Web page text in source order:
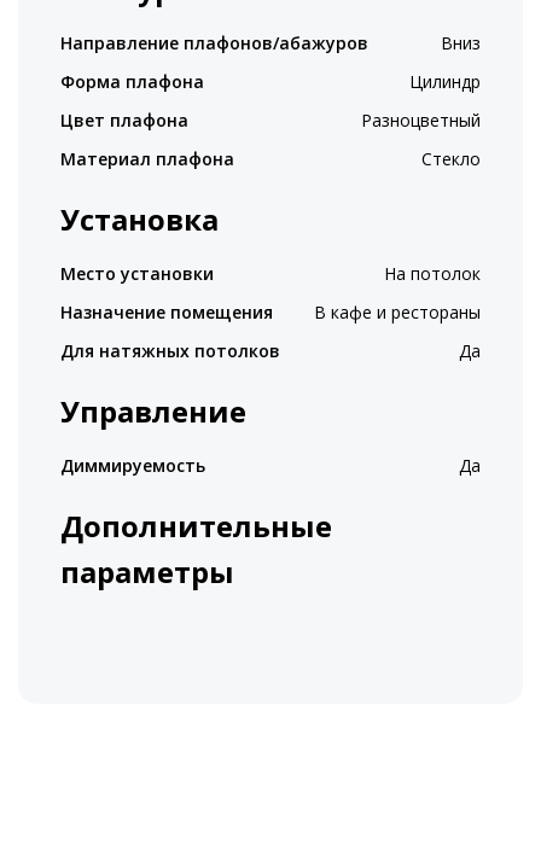
Направление плафонов/абажуров
Вниз
Форма плафона
Цилиндр
Цвет плафона
Разноцветный
Материал плафона
Стекло
Установка
Место установки
На потолок
Назначение помещения
В кафе и рестораны
Для натяжных потолков
Да
Управление
Диммируемость Да
Дополнительные
параметры